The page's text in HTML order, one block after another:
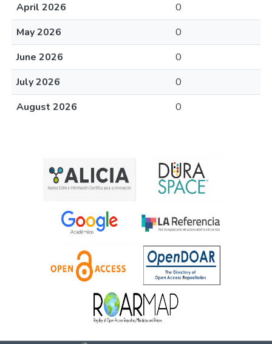
April 2026
0
May 2026
0
June 2026
0
July 2026
0
August 2026
0